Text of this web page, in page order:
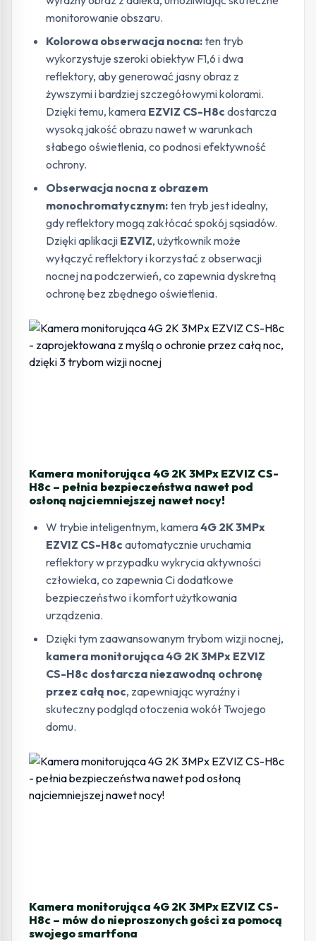
monitorowanie obszaru.
Kolorowa obserwacja nocna:ten tryb
wykorzystuje szeroki obiektyw F1,6 i dwa
reflektory, aby generować jasny obraz z
żywszymi i bardziej szczegółowymi kolorami.
Dzięki temu, kamera EZVIZ CS-H8cdostarcza
wysoką jakość obrazu nawet w warunkach
słabego oświetlenia, co podnosi efektywność
ochrony.
Obserwacja nocna z obrazem
monochromatycznym:ten tryb jest idealny,
gdy reflektory mogą zakłócać spokój sąsiadów.
Dzięki aplikacji EZVIZ, użytkownik może
wyłączyć reflektory i korzystać z obserwacji
nocnej na podczerwień, co zapewnia dyskretną
ochronę bez zbędnego oświetlenia.
Kamera monitorująca 4G 2K 3MPx EZVIZ CS-
H8c – pełnia bezpieczeństwa nawet pod
osłoną najciemniejszej nawet nocy!
W trybie inteligentnym, kamera4G 2K 3MPx
EZVIZ CS-H8cautomatycznie uruchamia
reflektory w przypadku wykrycia aktywności
człowieka, co zapewnia Ci dodatkowe
bezpieczeństwo i komfort użytkowania
urządzenia.
Dzięki tym zaawansowanym trybom wizji nocnej,
kamera monitorująca 4G 2K 3MPx EZVIZ
CS-H8c dostarcza niezawodną ochronę
przez całą noc, zapewniając wyraźny i
skuteczny podgląd otoczenia wokół Twojego
domu.
Kamera monitorująca 4G 2K 3MPx EZVIZ CS-
H8c – mów do nieproszonych gości za pomocą
swojego smartfona